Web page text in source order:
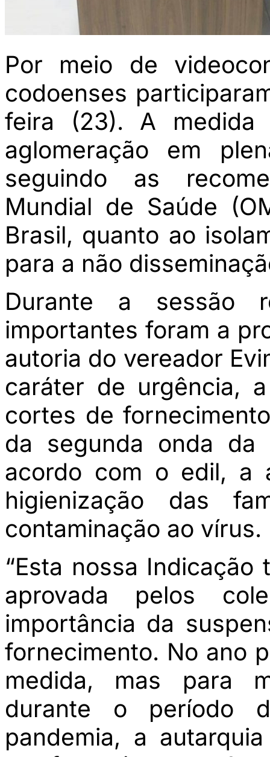
Por meio de
codoenses
feira (23). A
aglomeração em
seguindo as
Mundial de Saúde
Brasil, quanto ao
para a não
Durante a sessão
importantes foram a
autoria do vereador
caráter de urgência,
cortes de
da segunda onda da
acordo com o edil, a
higienização das
contaminação ao vírus.
“Esta nossa
aprovada pelos
importância da
fornecimento. No ano
medida, mas para
durante o período
pandemia, a